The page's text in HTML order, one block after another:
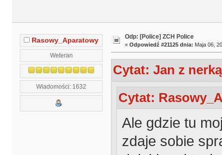
Rasowy_Aparatowy
Weteran
Wiadomości: 1632
Odp: [Police] ZCH Police
« Odpowiedź #21125 dnia: Maja 06,
Cytat: Jan z
Cytat:
Ale gdzie tu
zdaje sobie